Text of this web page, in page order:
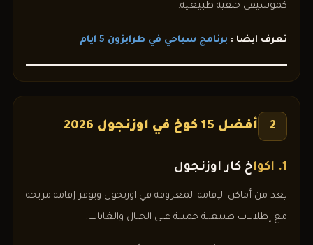
كموسيقى خلفية طبيعية.
تعرف ايضا : برنامج سياحي في طرابزون 5 ايام
2 أفضل 15 كوخ في اوزنجول 2026
1. اكوا خ كار اوزنجول
يعد من أماكن الإقامة المعروفة في اوزنجول ويوفر إقامة مريحة
مع إطلالات طبيعية جميلة على الجبال والغابات.